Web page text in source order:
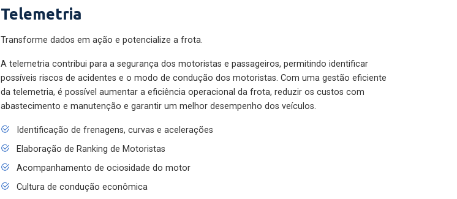
Telemetria
Transforme dados em ação e potencialize a frota.
A telemetria contribui para a segurança dos motoristas e passageiros, permitindo identificar
possíveis riscos de acidentes e o modo de condução dos motoristas. Com uma gestão eficiente
da telemetria, é possível aumentar a eficiência operacional da frota, reduzir os custos com
abastecimento e manutenção e garantir um melhor desempenho dos veículos.
Identificação de frenagens, curvas e acelerações
Elaboração de Ranking de Motoristas
Acompanhamento de ociosidade do motor
Cultura de condução econômica